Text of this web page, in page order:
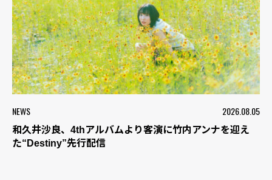
NEWS 2026.08.05
和久井沙良、4thアルバムより客演に竹内アンナを迎え
た“Destiny”先行配信